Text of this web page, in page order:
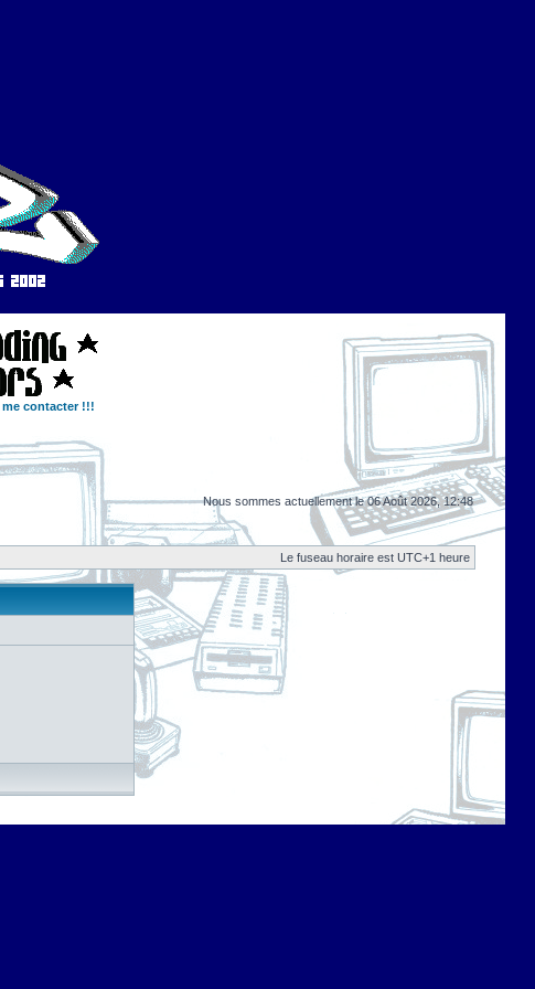
me contacter !!!
Nous sommes actuellement le 06 Août 2026, 12:48
Le fuseau horaire est UTC+1 heure